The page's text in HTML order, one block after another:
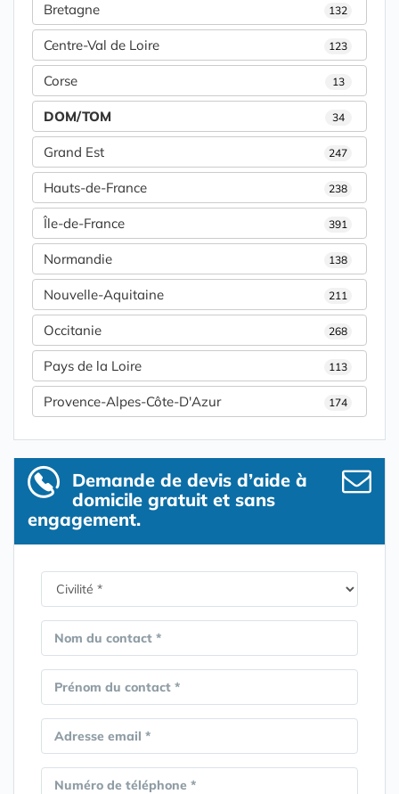
Bretagne 132
Centre-Val de Loire 123
Corse 13
DOM/TOM 34
Grand Est 247
Hauts-de-France 238
Île-de-France 391
Normandie 138
Nouvelle-Aquitaine 211
Occitanie 268
Pays de la Loire 113
Provence-Alpes-Côte-D'Azur 174
Demande de devis d’aide à
domicile gratuit et sans
engagement.
Nom du contact *
Prénom du contact *
Adresse email *
Numéro de téléphone *